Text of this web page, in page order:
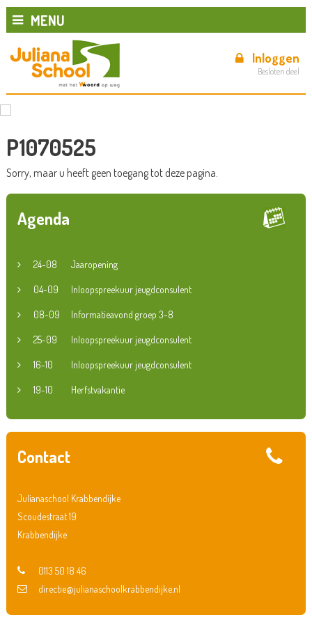
MENU
Inloggen
Besloten deel
P1070525
Sorry, maar u heeft geen toegang tot deze pagina.
Agenda
24-08 Jaaropening
04-09 Inloopspreekuur jeugdconsulent
08-09 Informatieavond groep 3-8
25-09 Inloopspreekuur jeugdconsulent
16-10 Inloopspreekuur jeugdconsulent
19-10 Herfstvakantie
Contact
Julianaschool Krabbendijke
Scoudestraat 19
Krabbendijke
0113 50 18 46
directie@julianaschoolkrabbendijke.nl